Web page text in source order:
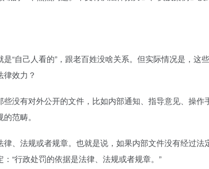
“自己人看的”，跟老百姓没啥关系。但实际情况是，
效力？
没有对外公开的文件，比如内部通知、指导意见、操
范畴。
、法规或者规章。也就是说，如果内部文件没有经过
“行政处罚的依据是法律、法规或者规章。”